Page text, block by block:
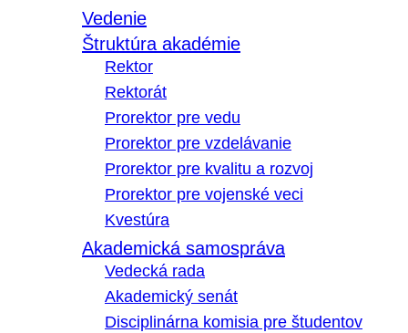
Vedenie
Štruktúra akadémie
Rektor
Rektorát
Prorektor pre vedu
Prorektor pre vzdelávanie
Prorektor pre kvalitu a rozvoj
Prorektor pre vojenské veci
Kvestúra
Akademická samospráva
Vedecká rada
Akademický senát
Disciplinárna komisia pre študentov